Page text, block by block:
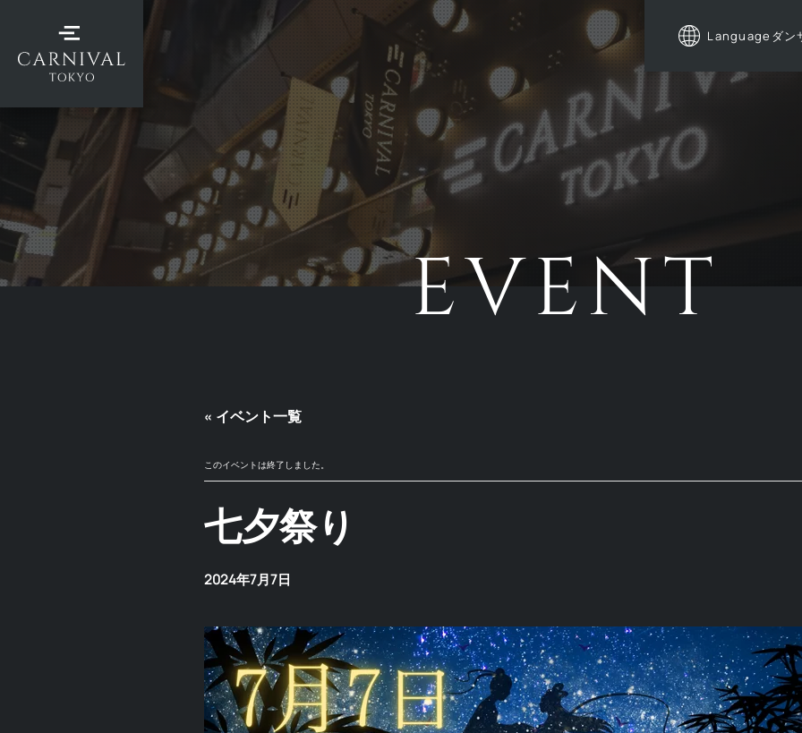
Language ダン
EVENT
« イベント一覧
このイベントは終了しました。
七夕祭り
2024年7月7日